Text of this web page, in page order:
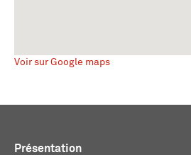
Voir sur Google maps
Présentation